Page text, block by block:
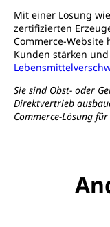
Mit einer Lösung wie
zertifizierten
Commerce-
Kunden stärken
Sie sind Obst- oder
Direktvertrieb
Commerce-Lösung für